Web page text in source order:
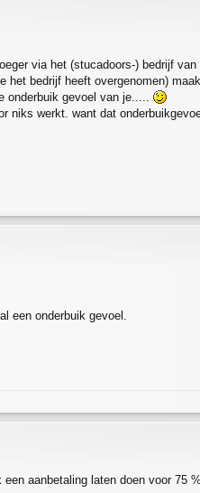
via het (stucadoors-) bedrijf
bedrijf heeft overgenomen)
onderbuik gevoel van je.....
niks werkt. want dat
een onderbuik gevoel.
aanbetaling laten doen voor 75